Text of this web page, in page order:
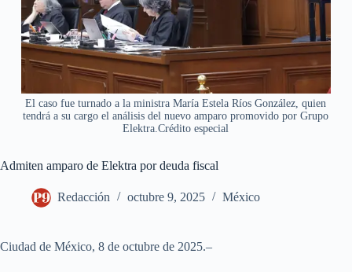
El caso fue turnado a la ministra María Estela Ríos González, quien
tendrá a su cargo el análisis del nuevo amparo promovido por Grupo
Elektra.Crédito especial
Admiten amparo de Elektra por deuda fiscal
Redacción octubre 9, 2025 México
Ciudad de México, 8 de octubre de 2025.–